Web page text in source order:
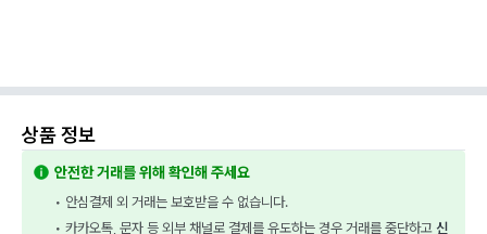
상품 정보
안전한 거래를 위해 확인해 주세요
• 안심결제 외 거래는 보호받을 수 없습니다.
• 카카오톡, 문자 등 외부 채널로 결제를 유도하는 경우 거래를 중단하고 신